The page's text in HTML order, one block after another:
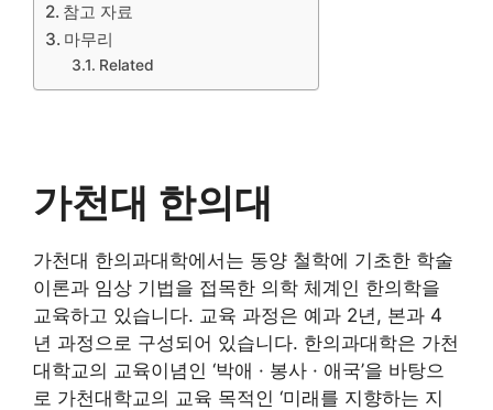
참고 자료
마무리
Related
가천대 한의대
가천대 한의과대학에서는 동양 철학에 기초한 학술
이론과 임상 기법을 접목한 의학 체계인 한의학을
교육하고 있습니다. 교육 과정은 예과 2년, 본과 4
년 과정으로 구성되어 있습니다. 한의과대학은 가천
대학교의 교육이념인 ‘박애 · 봉사 · 애국’을 바탕으
로 가천대학교의 교육 목적인 ‘미래를 지향하는 지